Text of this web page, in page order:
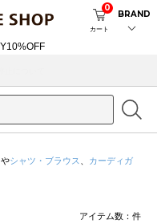
カート
0
BRAND
やシャツ・ブラウス
カーディガ
アイテム数： 件